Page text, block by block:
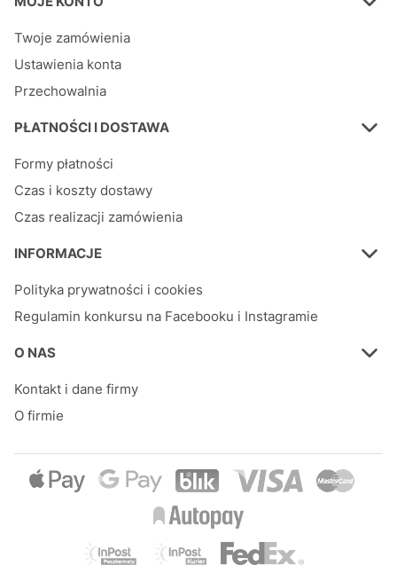
Twoje zamówienia
Ustawienia konta
Przechowalnia
PŁATNOŚCI I DOSTAWA
Formy płatności
Czas i koszty dostawy
Czas realizacji zamówienia
INFORMACJE
Polityka prywatności i cookies
Regulamin konkursu na Facebooku i Instagramie
O NAS
Kontakt i dane firmy
O firmie